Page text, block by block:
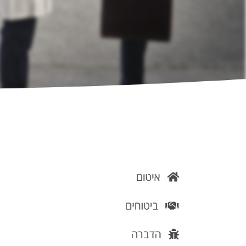
איטום
ביטוחים
הדברה